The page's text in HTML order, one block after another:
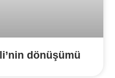
dönüşümü